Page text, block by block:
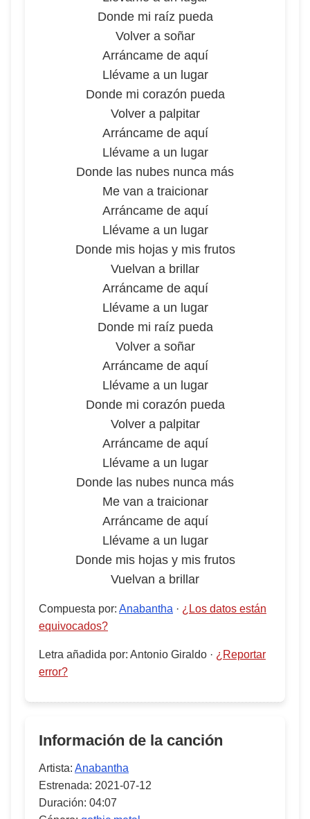
Donde mi raíz pueda
Volver a soñar
Arráncame de aquí
Llévame a un lugar
Donde mi corazón pueda
Volver a palpitar
Arráncame de aquí
Llévame a un lugar
Donde las nubes nunca más
Me van a traicionar
Arráncame de aquí
Llévame a un lugar
Donde mis hojas y mis frutos
Vuelvan a brillar
Arráncame de aquí
Llévame a un lugar
Donde mi raíz pueda
Volver a soñar
Arráncame de aquí
Llévame a un lugar
Donde mi corazón pueda
Volver a palpitar
Arráncame de aquí
Llévame a un lugar
Donde las nubes nunca más
Me van a traicionar
Arráncame de aquí
Llévame a un lugar
Donde mis hojas y mis frutos
Vuelvan a brillar
Compuesta por: Anabantha · ¿Los datos están
equivocados?
Letra añadida por: Antonio Giraldo · ¿Reportar
error?
Información de la canción
Artista: Anabantha
Estrenada: 2021-07-12
Duración: 04:07